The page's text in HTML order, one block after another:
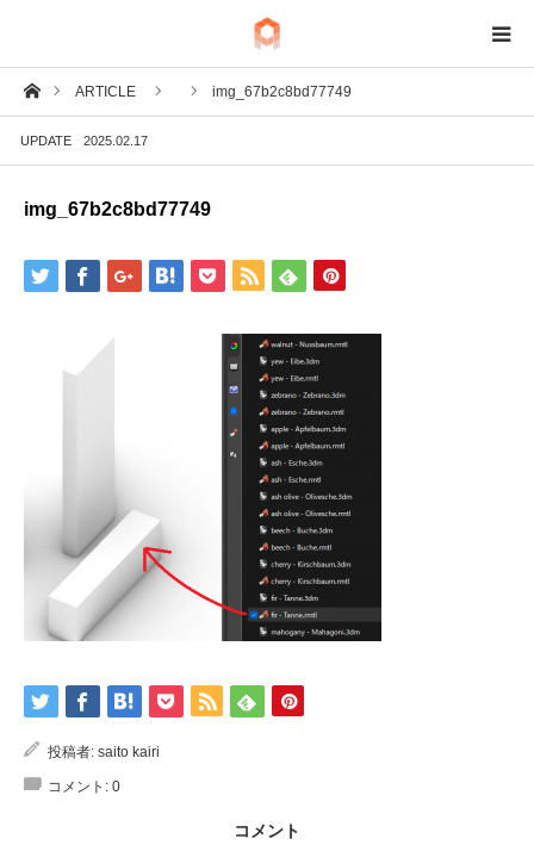
ホームARTICLE img_67b2c8bd77749
UPDATE 2025.02.17
img_67b2c8bd77749
投稿者: saito kairi
コメント: 0
コメント
BIM
IoT